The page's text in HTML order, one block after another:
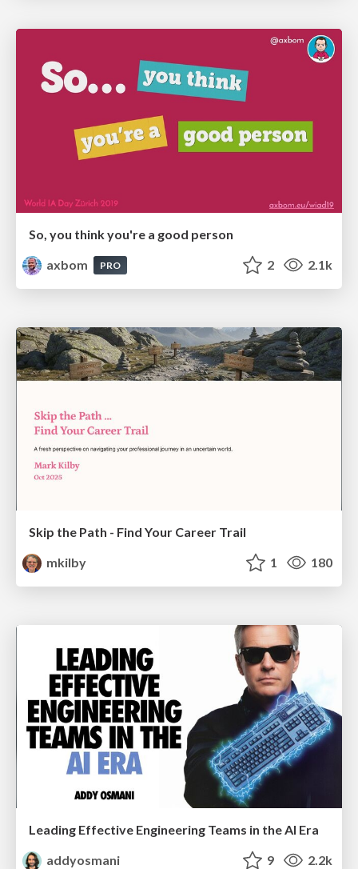
So, you think you're a good person
axbom
PRO 2 2.1k
Skip the Path - Find Your Career Trail
mkilby
1 180
Leading Effective Engineering Teams in the AI Era
addyosmani
9 2.2k